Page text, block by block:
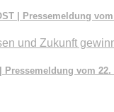
| Pressemeldung
und Zukunft
Pressemeldung vom 22.